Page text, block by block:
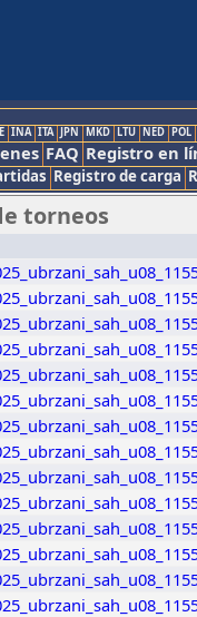
INA ITA JPN MKD LTU NED POL
FAQ Registro en
Registro de carga
torneos